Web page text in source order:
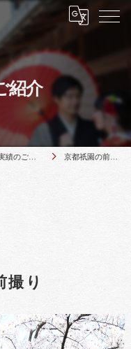
紹介
のご紹介 京都祇園の前撮り
撮り